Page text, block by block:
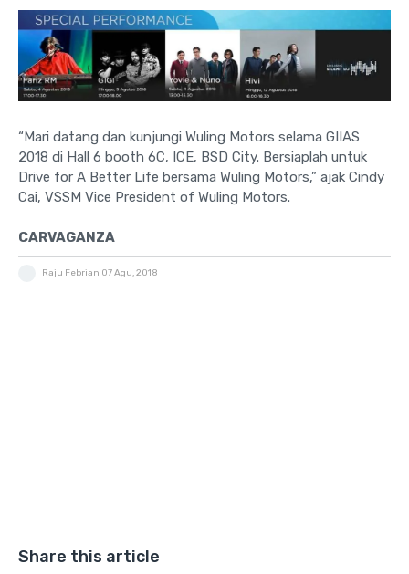
“Mari datang dan kunjungi Wuling Motors selama GIIAS
2018 di Hall 6 booth 6C, ICE, BSD City. Bersiaplah untuk
Drive for A Better Life bersama Wuling Motors,” ajak Cindy
Cai, VSSM Vice President of Wuling Motors.
CARVAGANZA
Raju Febrian 07 Agu, 2018
Share this article